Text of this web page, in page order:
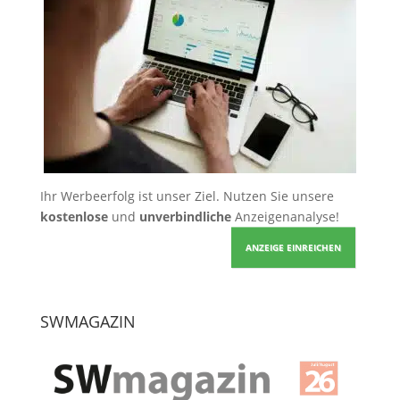
Ihr Werbeerfolg ist unser Ziel. Nutzen Sie unsere
kostenloseund unverbindlicheAnzeigenanalyse!
ANZEIGE EINREICHEN
SWMAGAZIN